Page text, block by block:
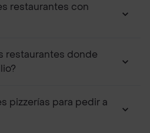
restaurantes con
restaurantes donde
pizzerías para pedir a